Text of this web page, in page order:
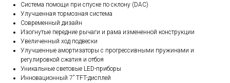
Система помощи при спуске по склону (DAC)
Улучшенная тормозная система
Современный дизайн
Изогнутые передние рычаги и рама измененной конструкции
Увеличенный ход подвески
Улучшенные амортизаторы с прогрессивными пружинами и
регулировкой сжатия и отбоя
Уникальные световые LED-приборы
Инновационный 7” TFT-дисплей